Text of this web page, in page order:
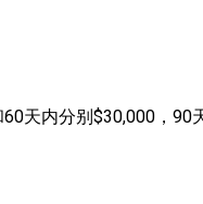
天内分别$30,000，90